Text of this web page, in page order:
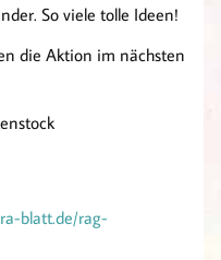
So viele tolle Ideen!
die Aktion im nächsten
blatt.de/rag-